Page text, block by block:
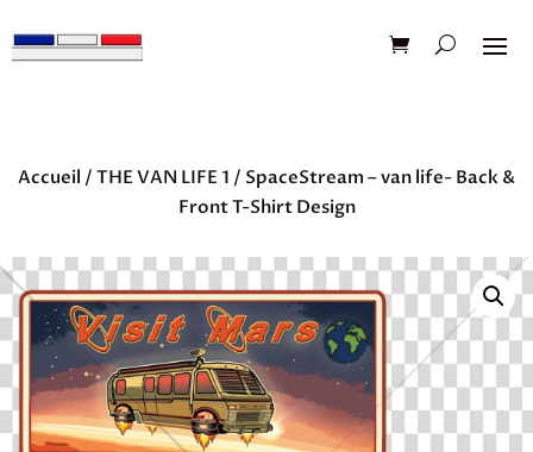
Accueil / THE VAN LIFE 1 / SpaceStream – van life- Back &
Front T-Shirt Design